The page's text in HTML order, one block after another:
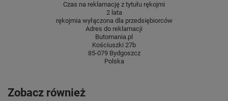
Czas na reklamację z tytułu rękojmi
2 lata
rękojmia wyłączona dla przedsiębiorców
Adres do reklamacji
Butomania.pl
Kościuszki 27b
85-079 Bydgoszcz
Polska
Zobacz również